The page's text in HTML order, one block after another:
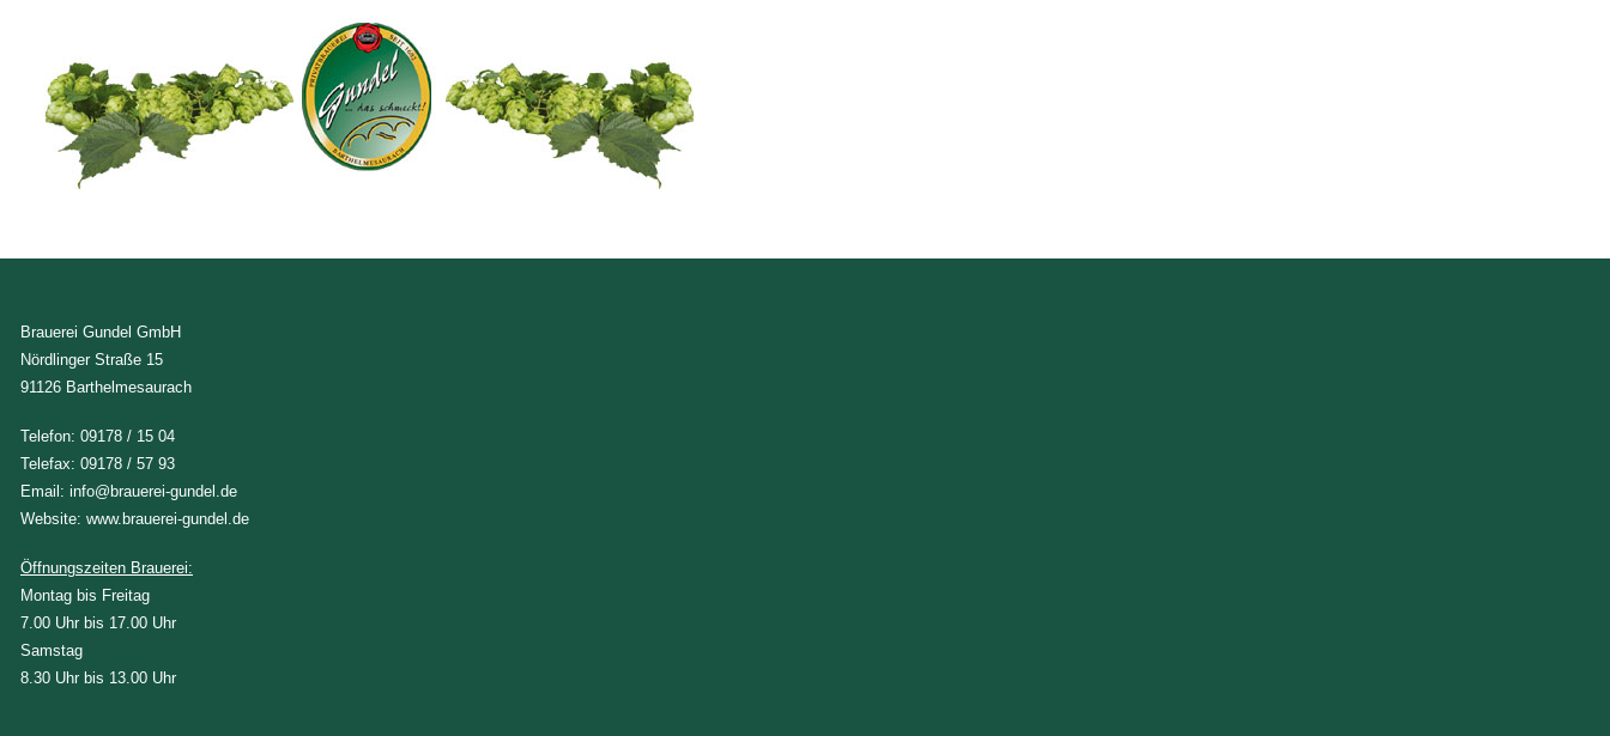
Brauerei Gundel GmbH
Nördlinger Straße 15
91126 Barthelmesaurach
Telefon: 09178 / 15 04
Telefax: 09178 / 57 93
Email: info@brauerei-gundel.de
Website: www.brauerei-gundel.de
Öffnungszeiten Brauerei:
Montag bis Freitag
7.00 Uhr bis 17.00 Uhr
Samstag
8.30 Uhr bis 13.00 Uhr